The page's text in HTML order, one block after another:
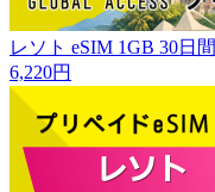
レソト eSIM 1GB 30日間
6,220円